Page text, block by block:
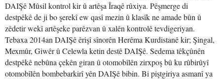
DAIŞê Mûsil kontrol kir û artêşa Îraqê rûxiya. Pêşmerge di
destpêkê de ji bo şerekî ew qasî mezin û klasîk ne amade bûn û
zêdetir wekî artêşeke parêzvan û xalên kontrolê tevdigeriyan.
Tebaxa 2014an DAIŞê êrişî sînorên Herêma Kurdistanê kir; Şingal,
Mexmûr, Giwêr û Celewla ketin destê DAIŞê. Sedema têkçûnên
destpêkê nebûna çekên giran û otomobîlên zirxpoş bû ku rûbirûyî
otomobîlên bombebarkirî yên DAIŞê bibin. Bi piştgiriya asmanî ya